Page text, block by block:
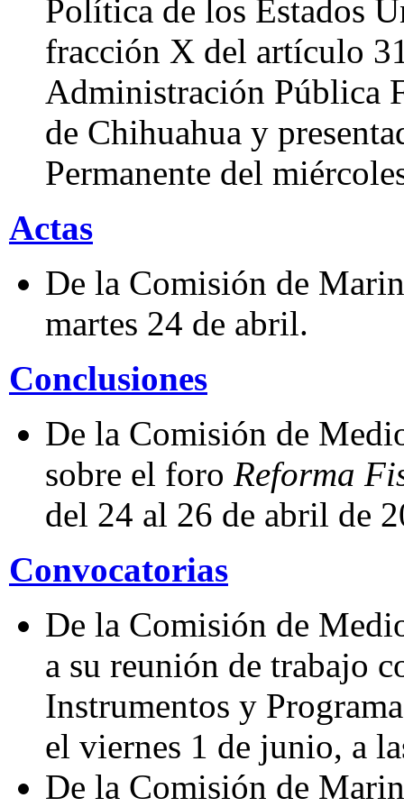
Política de los Estados
fracción X del artículo
Administración Pública
de Chihuahua y
Permanente del
Actas
De la Comisión de
martes 24 de abril.
Conclusiones
De la Comisión de
sobre el foro Reforma
del 24 al 26 de abril de
Convocatorias
De la Comisión de
a su reunión de trabajo
Instrumentos y
el viernes 1 de junio, a
De la Comisión de